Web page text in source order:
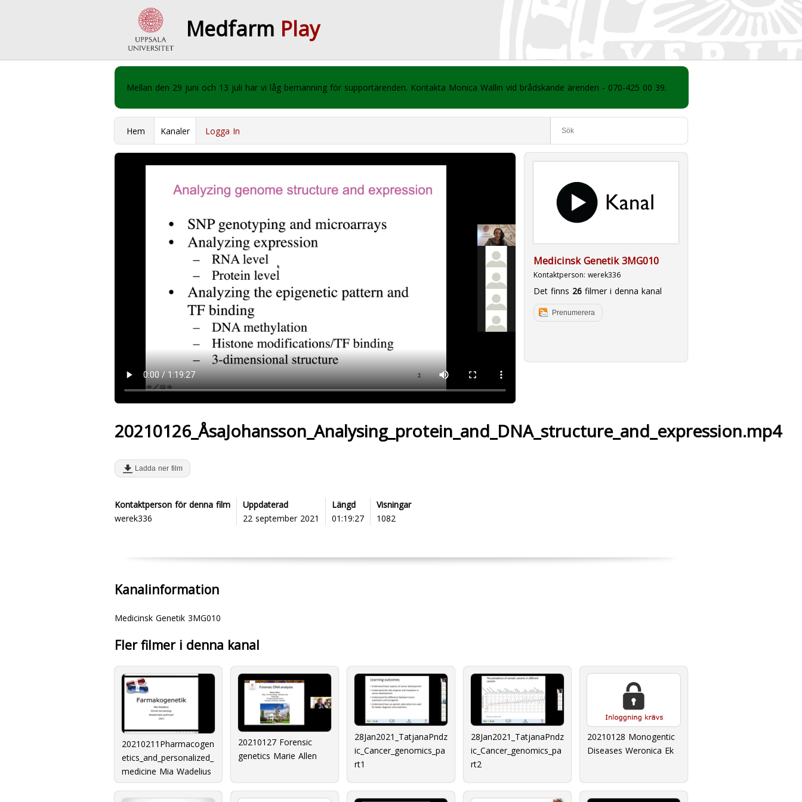
Medfarm Play
Mellan den 29 juni och 13 juli har vi låg bemanning för supportärenden. Kontakta Monica Wallin vid brådskande ärenden - 070-425 00 39.
Hem Kanaler Logga In
Medicinsk Genetik 3MG010
Kontaktperson: werek336
Det finns 26filmer i denna kanal
Prenumerera
20210126_ÅsaJohansson_Analysing_protein_and_DNA_structure_and_expression.mp4
Ladda ner film
Kontaktperson för denna film
werek336
Uppdaterad
22 september 2021
Längd
01:19:27
Visningar
1082
Kanalinformation
Medicinsk Genetik 3MG010
Fler filmer i denna kanal
20210211Pharmacogen
etics_and_personalized_
medicine Mia Wadelius
20210127 Forensic
genetics Marie Allen
28Jan2021_TatjanaPndz
ic_Cancer_genomics_pa
rt1
28Jan2021_TatjanaPndz
ic_Cancer_genomics_pa
rt2
20210128 Monogentic
Diseases Weronica Ek